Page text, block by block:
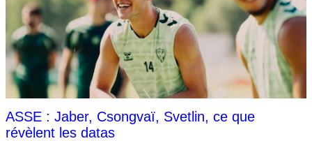
ASSE : Jaber, Csongvaï, Svetlin, ce que
révèlent les datas